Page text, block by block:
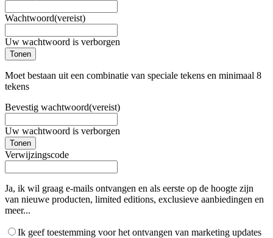
Wachtwoord(vereist)
Uw wachtwoord is verborgen
Tonen
Moet bestaan uit een combinatie van speciale tekens en minimaal 8
tekens
Bevestig wachtwoord(vereist)
Uw wachtwoord is verborgen
Tonen
Verwijzingscode
Ja, ik wil graag e-mails ontvangen en als eerste op de hoogte zijn
van nieuwe producten, limited editions, exclusieve aanbiedingen en
meer...
Ik geef toestemming voor het ontvangen van marketing updates